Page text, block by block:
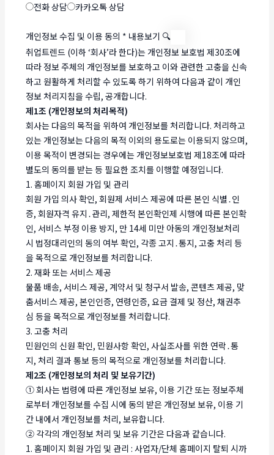
전화 상담
카카오톡 상담
개인정보 수집 및 이용 동의 * 내용보기 🔍
취업트렌드 (이하 ‘회사’라 한다)는 개인정보 보호법 제30조에
따라 정보 주체의 개인정보를 보호하고 이와 관련한 고충을 신속
하고 원활하게 처리할 수 있도록 하기 위하여 다음과 같이 개인
정보 처리지침을 수립, 공개합니다.
제1조 (개인정보의 처리목적)
회사는 다음의 목적을 위하여 개인정보를 처리합니다. 처리하고
있는 개인정보는 다음의 목적 이외의 용도로는 이용되지 않으며,
이용 목적이 변경되는 경우에는 개인정보보호법 제18조에 따라
별도의 동의를 받는 등 필요한 조치를 이행할 예정입니다.
1. 홈페이지 회원 가입 및 관리
회원 가입 의사 확인, 회원제 서비스 제공에 따른 본인 식별․인
증, 회원자격 유지․관리, 제한적 본인확인제 시행에 따른 본인확
인, 서비스 부정 이용 방지, 만 14세 미만 아동의 개인정보처리
시 법정대리인의 동의 여부 확인, 각종 고지․통지, 고충 처리 등
을 목적으로 개인정보를 처리합니다.
2. 재화 또는 서비스 제공
물품 배송, 서비스 제공, 계약서 및 청구서 발송, 콘텐츠 제공, 맞
춤서비스 제공, 본인인증, 연령인증, 요금 결제 및 정산, 채권추
심 등을 목적으로 개인정보를 처리합니다.
3. 고충 처리
민원인의 신원 확인, 민원사항 확인, 사실조사를 위한 연락․통
지, 처리 결과 통보 등의 목적으로 개인정보를 처리합니다.
제2조 (개인정보의 처리 및 보유기간)
① 회사는 법령에 따른 개인정보 보유, 이용 기간 또는 정보주체
로부터 개인정보를 수집 시에 동의 받은 개인정보 보유, 이용 기
간 내에서 개인정보를 처리, 보유합니다.
② 각각의 개인정보 처리 및 보유 기간은 다음과 같습니다.
1. 홈페이지 회원 가입 및 관리 : 사업자/단체 홈페이지 탈퇴 시까